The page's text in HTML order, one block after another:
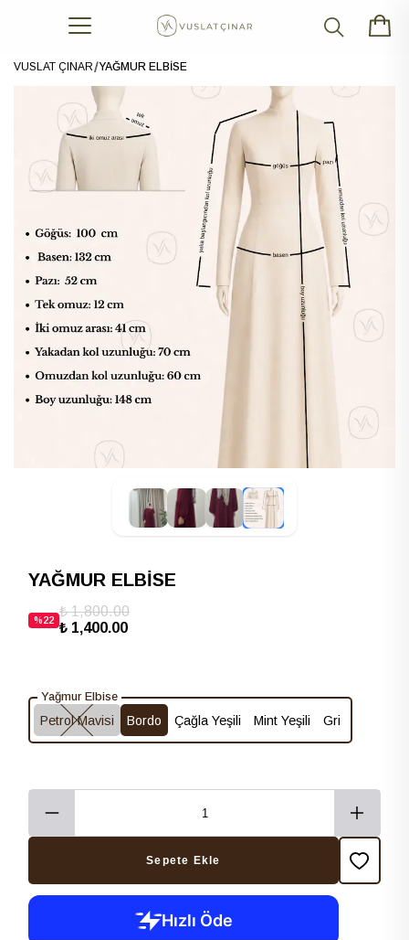
VUSLAT ÇINAR YAĞMUR ELBİSE
YAĞMUR ELBİSE
%22
₺ 1,800.00
₺ 1,400.00
Yağmur Elbise
Petrol Mavisi Bordo Çağla Yeşili Mint Yeşili Gri
Sepete Ekle